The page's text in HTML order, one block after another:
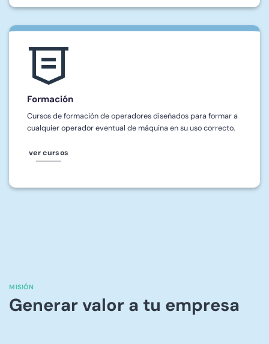
Formación
Cursos de formación de operadores diseñados para formar a
cualquier operador eventual de máquina en su uso correcto.
ver cursos
MISIÓN
Generar valor a tu empresa